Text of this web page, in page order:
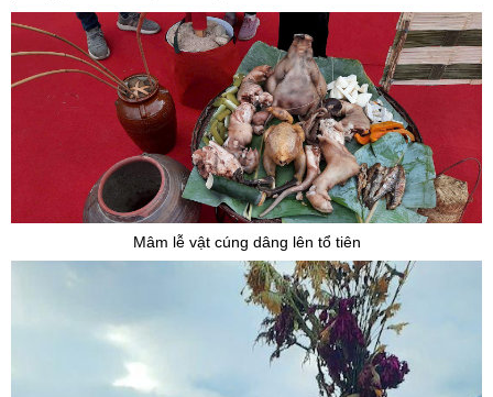
Mâm lễ vật cúng dâng lên tổ tiên